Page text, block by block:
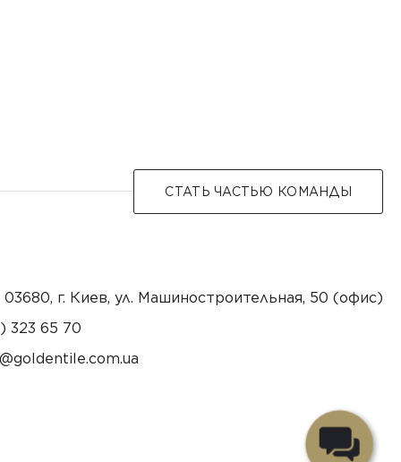
СТАТЬ ЧАСТЬЮ КОМАНДЫ
03680, г. Киев, ул. Машиностроительная, 50 (офис)
323 65 70